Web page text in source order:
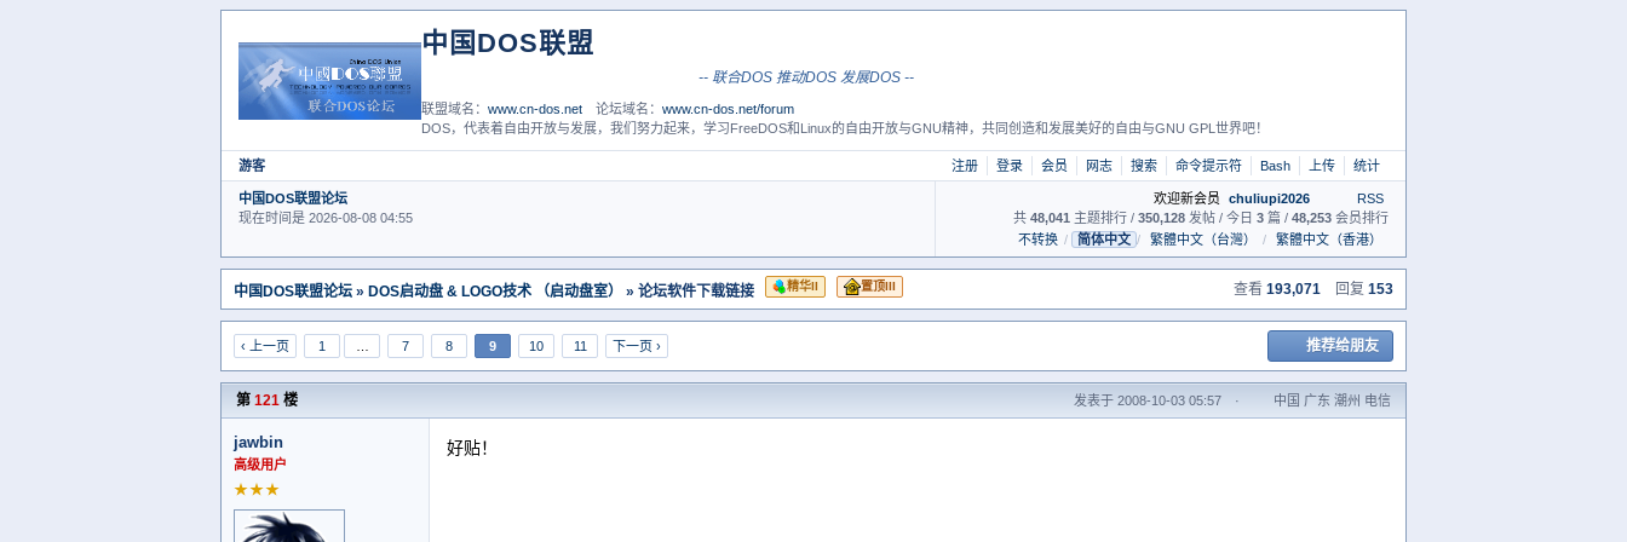
中国DOS联盟
-- 联合DOS 推动DOS 发展DOS --
联盟域名：www.cn-dos.net 论坛域名：www.cn-dos.net/forum
DOS，代表着自由开放与发展，我们努力起来，学习FreeDOS和Linux的自由开放与GNU精神，共同创造和发展美好的自由与GNU GPL世界吧！
游客 注册 登录 会员 网志 搜索 命令提示符 Bash 上传 统计
中国DOS联盟论坛
现在时间是 2026-08-08 04:55
欢迎新会员 chuliupi2026
RSS
共 48,041 主题排行 / 350,128 发帖 / 今日 3 篇 / 48,253 会员排行
不转换 / 简体中文 / 繁體中文（台灣） / 繁體中文（香港）
中国DOS联盟论坛 » DOS启动盘 & LOGO技术 （启动盘室） » 论坛软件下载链接 精华II 置顶III 查看 193,071 回复 153
‹ 上一页 1 7 8 9 10 11 下一页 › 推荐给朋友
第 121 楼 发表于 2008-10-03 05:57 · 中国 广东 潮州 电信
jawbin
高级用户
★★★
好贴！